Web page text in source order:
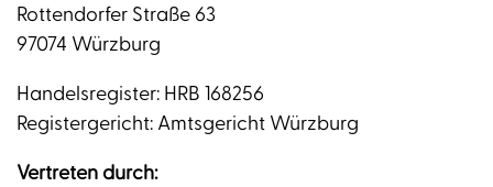
Rottendorfer Straße 63
97074 Würzburg
Handelsregister: HRB 168256
Registergericht: Amtsgericht Würzburg
Vertreten durch: